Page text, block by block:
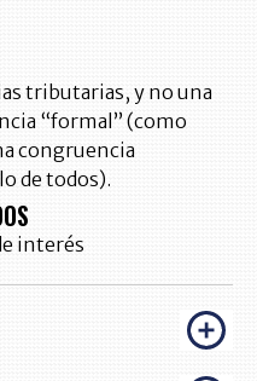
tributarias, y no una
“formal” (como
congruencia
de todos).
interés